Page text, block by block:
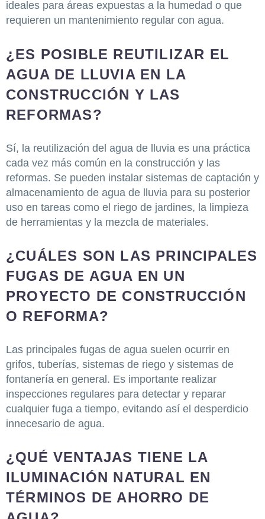
ideales para áreas expuestas a la humedad o que
requieren un mantenimiento regular con agua.
¿ES POSIBLE REUTILIZAR EL
AGUA DE LLUVIA EN LA
CONSTRUCCIÓN Y LAS
REFORMAS?
Sí, la reutilización del agua de lluvia es una práctica
cada vez más común en la construcción y las
reformas. Se pueden instalar sistemas de captación y
almacenamiento de agua de lluvia para su posterior
uso en tareas como el riego de jardines, la limpieza
de herramientas y la mezcla de materiales.
¿CUÁLES SON LAS PRINCIPALES
FUGAS DE AGUA EN UN
PROYECTO DE CONSTRUCCIÓN
O REFORMA?
Las principales fugas de agua suelen ocurrir en
grifos, tuberías, sistemas de riego y sistemas de
fontanería en general. Es importante realizar
inspecciones regulares para detectar y reparar
cualquier fuga a tiempo, evitando así el desperdicio
innecesario de agua.
¿QUÉ VENTAJAS TIENE LA
ILUMINACIÓN NATURAL EN
TÉRMINOS DE AHORRO DE